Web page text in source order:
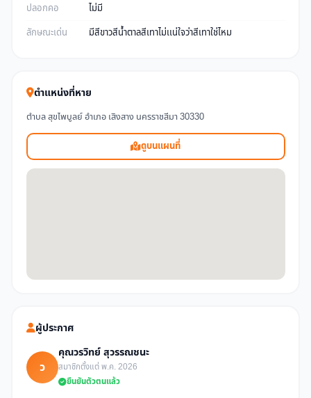
ปลอกคอ
ไม่มี
ลักษณะเด่น
มีสีขาวสีน้ำตาลสีเทาไม่เเน่ใจว่าสีเทาใช่ไหม
ตำแหน่งที่หาย
ตำบล สุขไพบูลย์ อำเภอ เสิงสาง นครราชสีมา 30330
ดูบนแผนที่
ผู้ประกาศ
ว
คุณวรวิทย์ สุวรรณชนะ
สมาชิกตั้งแต่ พ.ค. 2026
ยืนยันตัวตนแล้ว